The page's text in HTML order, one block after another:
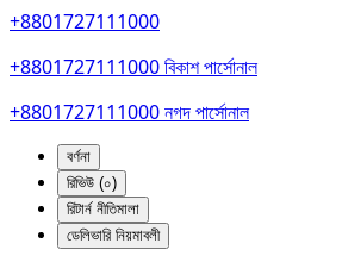
+8801727111000
+8801727111000বিকাশ পার্সোনাল
+8801727111000নগদ পার্সোনাল
বর্ণনা
রিভিউ (০)
রিটার্ন নীতিমালা
ডেলিভারি নিয়মাবলী